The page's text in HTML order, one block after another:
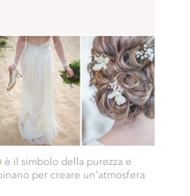
è il simbolo della purezza e
per creare un’atmosfera